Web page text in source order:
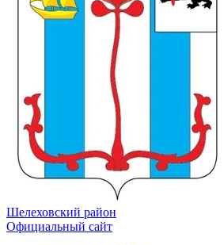
Шелеховский район
Официальный сайт